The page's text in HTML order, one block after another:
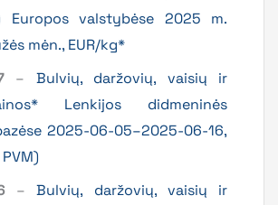
Europos valstybėse 2025 m.
mėn., EUR/kg*
– Bulvių, daržovių, vaisių ir
Lenkijos didmeninės
2025-06-05–2025-06-16,
–Bulvių, daržovių, vaisių ir